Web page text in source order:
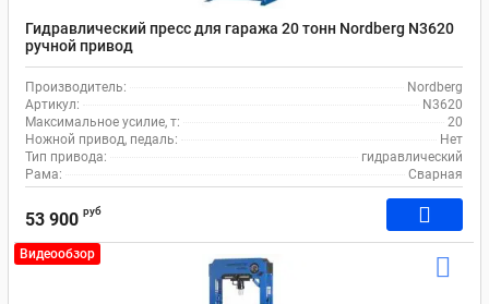
Гидравлический пресс для гаража 20 тонн Nordberg N3620
ручной привод
Производитель:
Nordberg
Артикул:
N3620
Максимальное усилие, т:
20
Ножной привод, педаль:
Нет
Тип привода:
гидравлический
Рама:
Сварная
53 900 руб
Видеообзор